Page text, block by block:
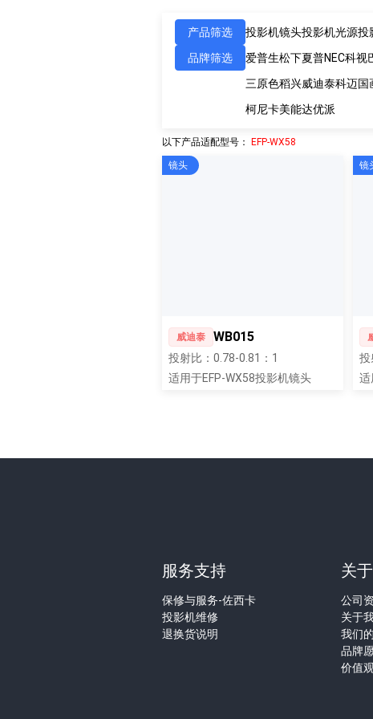
产品筛选 投影机镜头投影机光源投
品牌筛选
爱普生松下夏普NEC科视
三原色稻兴威迪泰科迈国
柯尼卡美能达优派
以下产品适配型号： EFP-WX58
威迪泰 WB015
投射比：0.78-0.81：1
适用于EFP-WX58投影机镜头
镜头
投
适
镜
服务支持
保修与服务-佐西卡
投影机维修
退换货说明
关
公司
关于
我们
品牌
价值观